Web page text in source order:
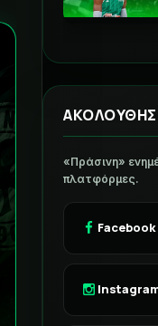
«Πράσινη»
πλατφόρμες.
Facebook